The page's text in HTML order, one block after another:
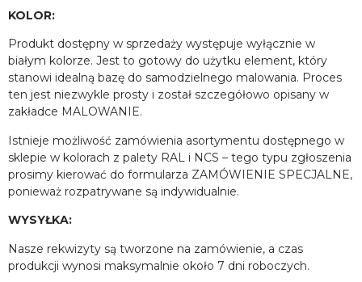
KOLOR:
Produkt dostępny w sprzedaży występuje wyłącznie w
białym kolorze. Jest to gotowy do użytku element, który
stanowi idealną bazę do samodzielnego malowania. Proces
ten jest niezwykle prosty i został szczegółowo opisany w
zakładce MALOWANIE.
Istnieje możliwość zamówienia asortymentu dostępnego w
sklepie w kolorach z palety RAL i NCS – tego typu zgłoszenia
prosimy kierować do formularza ZAMÓWIENIE SPECJALNE,
ponieważ rozpatrywane są indywidualnie.
WYSYŁKA:
Nasze rekwizyty są tworzone na zamówienie, a czas
produkcji wynosi maksymalnie około 7 dni roboczych.